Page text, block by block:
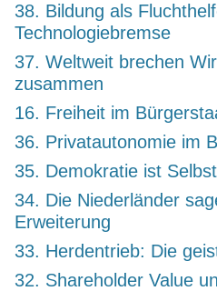
38. Bildung als
Technologiebremse
37. Weltweit brechen
zusammen
16. Freiheit im
36. Privatautonomie im
35. Demokratie ist
34. Die Niederländer
Erweiterung
33. Herdentrieb: Die
32. Shareholder Value